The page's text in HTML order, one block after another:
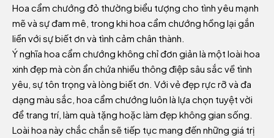
Hoa cẩm chướng đỏ thường biểu tượng cho tình yêu mạnh
mẽ và sự đam mê, trong khi hoa cẩm chướng hồng lại gắn
liền với sự biết ơn và tình cảm chân thành.
Ý nghĩa hoa cẩm chướng không chỉ đơn giản là một loài hoa
xinh đẹp mà còn ẩn chứa nhiều thông điệp sâu sắc về tình
yêu, sự tôn trọng và lòng biết ơn. Với vẻ đẹp rực rỡ và đa
dạng màu sắc, hoa cẩm chướng luôn là lựa chọn tuyệt vời
để trang trí, làm quà tặng hoặc làm đẹp không gian sống.
Loài hoa này chắc chắn sẽ tiếp tục mang đến những giá trị